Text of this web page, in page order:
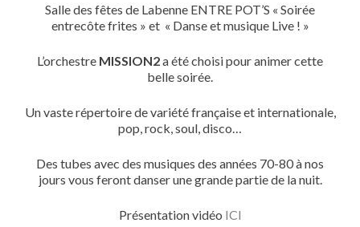
Salle des fêtes de Labenne ENTRE POT’S « Soirée
entrecôte frites » et « Danse et musique Live ! »
L’orchestre MISSION2a été choisi pour animer cette
belle soirée.
Un vaste répertoire de variété française et internationale,
pop, rock, soul, disco…
Des tubes avec des musiques des années 70-80 à nos
jours vous feront danser une grande partie de la nuit.
Présentation vidéo ICI